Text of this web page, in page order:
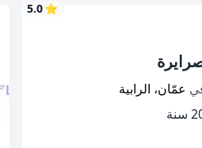
⭐
5.0
عمّان، الرابية